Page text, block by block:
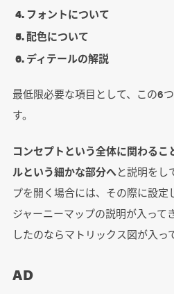
フォントについて
配色について
ディテールの解説
最低限必要な項目として、この6
す。
コンセプトという全体に関わるこ
ルという細かな部分へと説明をし
プを開く場合には、その際に設定
ジャーニーマップの説明が入って
したのならマトリックス図が入っ
AD